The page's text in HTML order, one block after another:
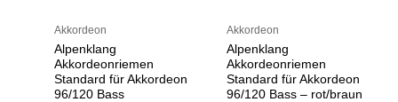
Akkordeon
Alpenklang
Akkordeonriemen
Standard für Akkordeon
96/120 Bass
Akkordeon
Alpenklang
Akkordeonriemen
Standard für Akkordeon
96/120 Bass – rot/braun